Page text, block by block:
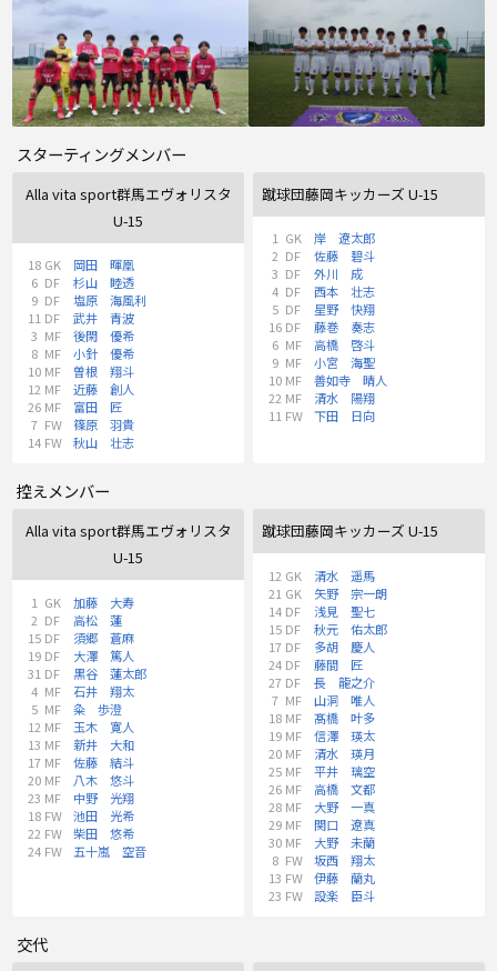
スターティングメンバー
Alla vita sport群馬エヴォリスタ
U-15
18 GK
岡田 暉凰
6 DF
杉山 睦透
9 DF
塩原 海風利
11 DF
武井 青波
3 MF
後閑 優希
8 MF
小針 優希
10 MF
曽根 翔斗
12 MF
近藤 創人
26 MF
富田 匠
7 FW
篠原 羽貴
14 FW 秋山 壮志
蹴球団藤岡キッカーズ U-15
1 GK
岸 遼太郎
2 DF
佐藤 碧斗
3 DF
外川 成
4 DF
西本 壮志
5 DF
星野 快翔
16 DF
藤巻 奏志
6 MF
高橋 啓斗
9 MF
小宮 海聖
10 MF
善如寺 晴人
22 MF
清水 陽翔
11 FW 下田 日向
控えメンバー
Alla vita sport群馬エヴォリスタ
U-15
1 GK
加藤 大寿
2 DF
高松 蓮
15 DF
須郷 蒼麻
19 DF
大澤 篤人
31 DF
黒谷 蓮太郎
4 MF
石井 翔太
5 MF
粂 歩澄
12 MF
玉木 寛人
13 MF
新井 大和
17 MF
佐藤 結斗
20 MF
八木 悠斗
23 MF
中野 光翔
18 FW
池田 光希
22 FW
柴田 悠希
24 FW 五十嵐 空音
蹴球団藤岡キッカーズ U-15
12 GK
清水 遥馬
21 GK
矢野 宗一朗
14 DF
浅見 聖七
15 DF
秋元 佑太郎
17 DF
多胡 慶人
24 DF
藤間 匠
27 DF
長 龍之介
7 MF
山洞 唯人
18 MF
髙橋 叶多
19 MF
信澤 瑛太
20 MF
清水 瑛月
25 MF
平井 璃空
26 MF
高橋 文都
28 MF
大野 一真
29 MF
関口 遼真
30 MF
大野 未蘭
8 FW
坂西 翔太
13 FW
伊藤 蘭丸
23 FW 設楽 臣斗
交代